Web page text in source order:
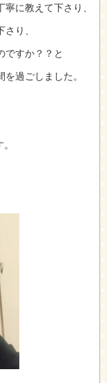
に教えて下さり、
り、
ですか？？と
過ごしました。